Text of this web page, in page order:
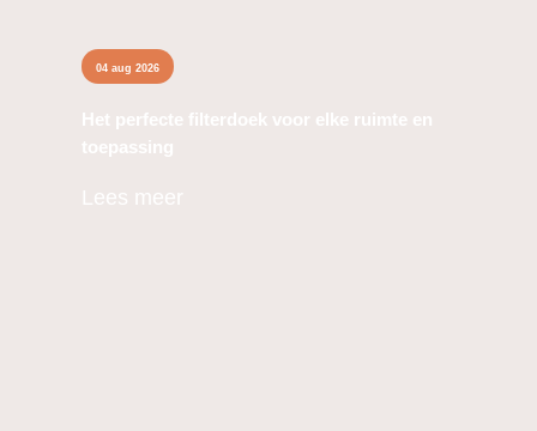
04 aug 2026
Het perfecte filterdoek voor elke ruimte en
toepassing
Lees meer